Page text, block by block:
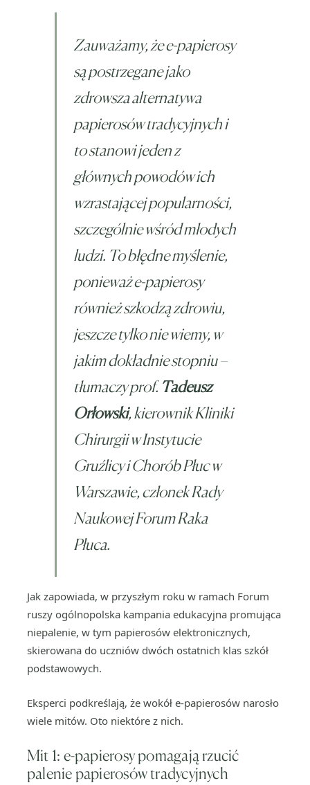
Zauważamy, że e-papierosy
są postrzegane jako
zdrowsza alternatywa
papierosów tradycyjnych i
to stanowi jeden z
głównych powodów ich
wzrastającej popularności,
szczególnie wśród młodych
ludzi. To błędne myślenie,
ponieważ e-papierosy
również szkodzą zdrowiu,
jeszcze tylko nie wiemy, w
jakim dokładnie stopniu –
tłumaczy prof.Tadeusz
Orłowski, kierownik Kliniki
Chirurgii w Instytucie
Gruźlicy i Chorób Płuc w
Warszawie, członek Rady
Naukowej Forum Raka
Płuca.
Jak zapowiada, w przyszłym roku w ramach Forum
ruszy ogólnopolska kampania edukacyjna promująca
niepalenie, w tym papierosów elektronicznych,
skierowana do uczniów dwóch ostatnich klas szkół
podstawowych.
Eksperci podkreślają, że wokół e-papierosów narosło
wiele mitów. Oto niektóre z nich.
Mit 1: e-papierosy pomagają rzucić
palenie papierosów tradycyjnych